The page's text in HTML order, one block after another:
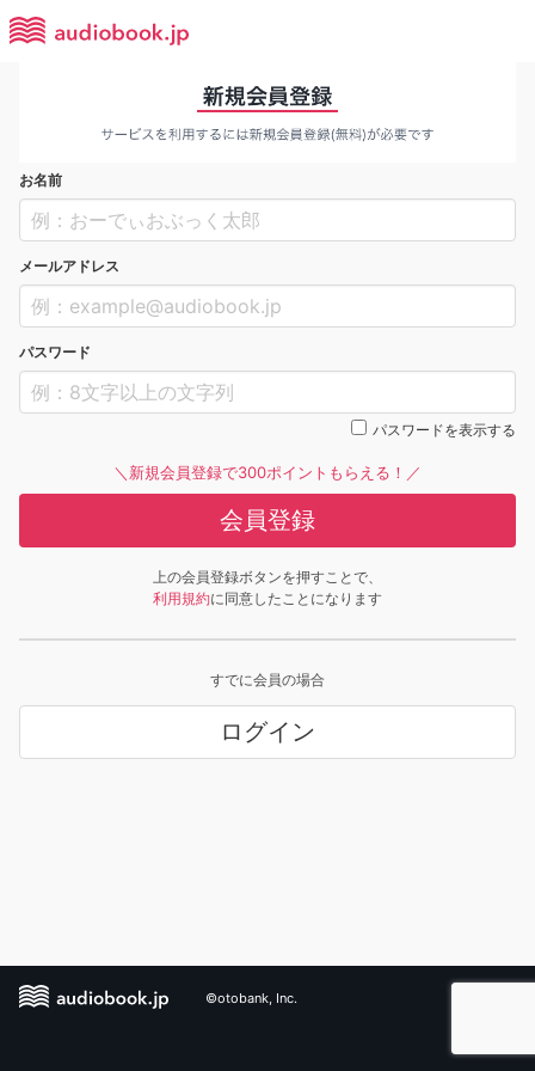
お名前
メールアドレス
パスワード
パスワードを表示する
＼新規会員登録で300ポイントもらえる！／
会員登録
上の会員登録ボタンを押すことで、
利用規約に同意したことになります
すでに会員の場合
ログイン
©otobank, Inc.